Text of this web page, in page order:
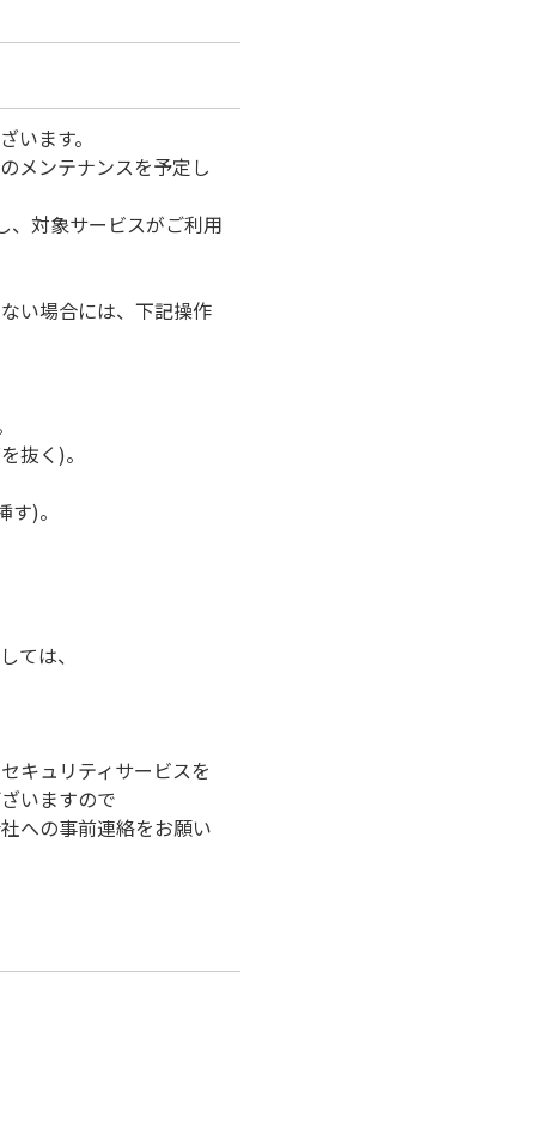
います。
メンテナンスを予定し
、対象サービスがご利用
い場合には、下記操作
抜く)。
)。
ては、
キュリティサービスを
いますので
への事前連絡をお願い